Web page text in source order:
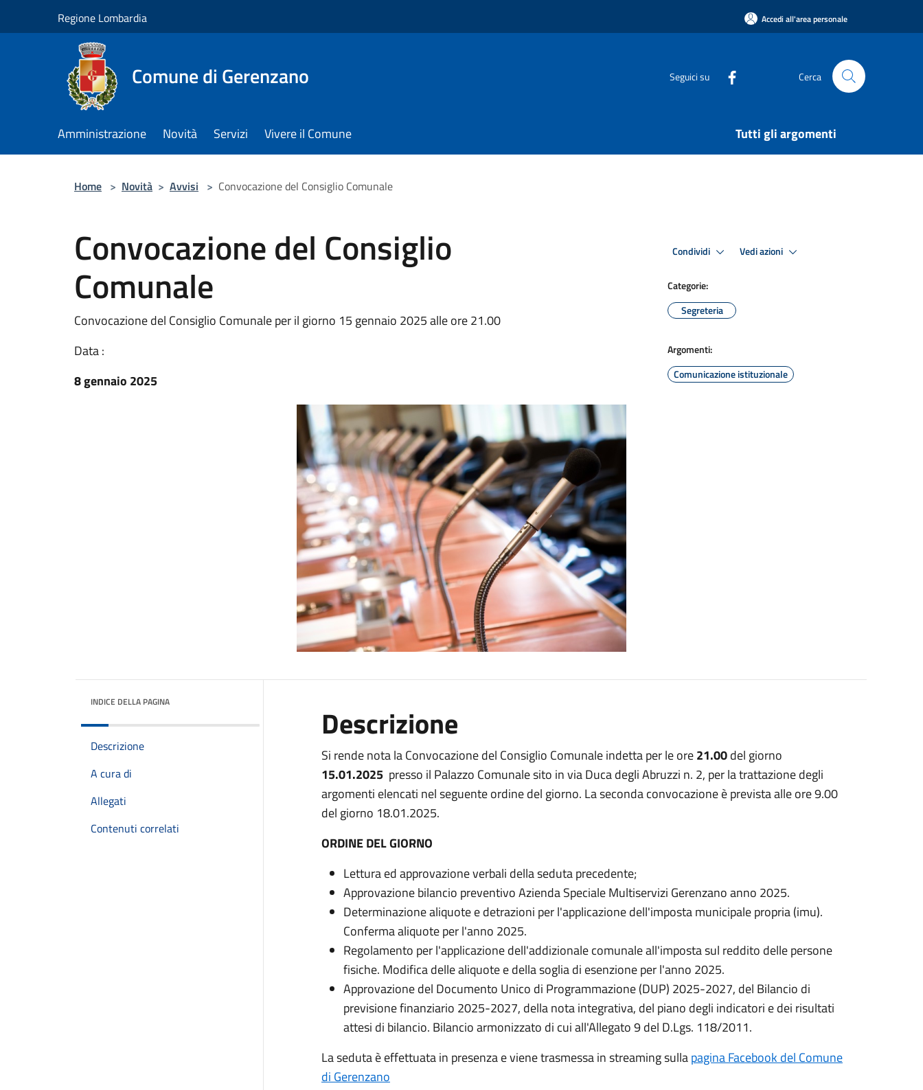
Regione Lombardia Accedi all'area personale
Comune di Gerenzano Seguici su Cerca
Amministrazione Novità Servizi Vivere il Comune Tutti gli argomenti
Home > Novità > Avvisi > Convocazione del Consiglio Comunale
Convocazione del Consiglio
Comunale
Convocazione del Consiglio Comunale per il giorno 15 gennaio 2025 alle ore 21.00
Data :
8 gennaio 2025
Condividi Vedi azioni
Categorie:
Segreteria
Argomenti:
Comunicazione istituzionale
INDICE DELLA PAGINA
Descrizione
A cura di
Allegati
Contenuti correlati
Descrizione
Si rende nota la Convocazione del Consiglio Comunale indetta per le ore21.00del giorno
15.01.2025presso il Palazzo Comunale sito in via Duca degli Abruzzi n. 2, per la trattazione degli
argomenti elencati nel seguente ordine del giorno. La seconda convocazione è prevista alle ore 9.00
del giorno 18.01.2025.
ORDINE DEL GIORNO
Lettura ed approvazione verbali della seduta precedente;
Approvazione bilancio preventivo Azienda Speciale Multiservizi Gerenzano anno 2025.
Determinazione aliquote e detrazioni per l'applicazione dell'imposta municipale propria (imu).
Conferma aliquote per l'anno 2025.
Regolamento per l'applicazione dell'addizionale comunale all'imposta sul reddito delle persone
fisiche. Modifica delle aliquote e della soglia di esenzione per l'anno 2025.
Approvazione del Documento Unico di Programmazione (DUP) 2025-2027, del Bilancio di
previsione finanziario 2025-2027, della nota integrativa, del piano degli indicatori e dei risultati
attesi di bilancio. Bilancio armonizzato di cui all'Allegato 9 del D.Lgs. 118/2011.
La seduta è effettuata in presenza e viene trasmessa in streaming sullapagina Facebook del Comune
di Gerenzano